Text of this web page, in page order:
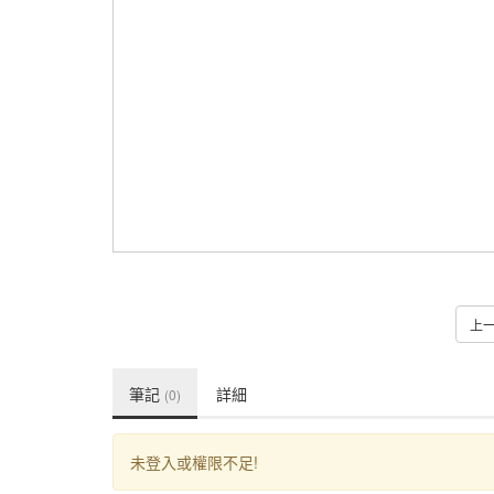
上
筆記 (0) 詳細
未登入或權限不足!